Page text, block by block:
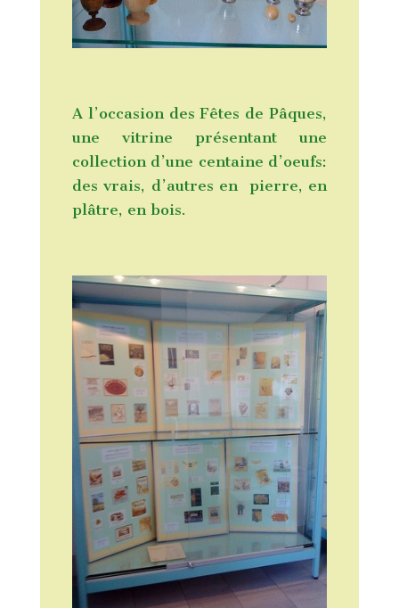
A l’occasion des Fêtes de Pâques,
une vitrine présentant une
collection d’une centaine d’oeufs:
des vrais, d’autres en pierre, en
plâtre, en bois.